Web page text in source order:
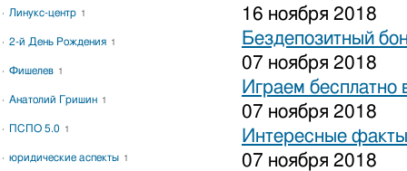
16 ноября 2018
Бездепозитный
07 ноября 2018
Играем бесплатно
07 ноября 2018
Интересные
07 ноября 2018
Линукс-центр 1
2-й День Рождения 1
Фишелев 1
Анатолий Гришин 1
ПСПО 5.0 1
юридические аспекты 1